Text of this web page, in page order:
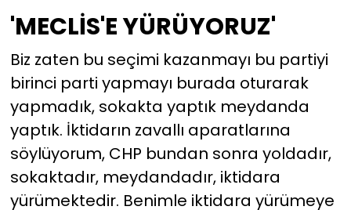
'MECLİS'E YÜRÜYORUZ'
Biz zaten bu seçimi kazanmayı bu partiyi
birinci parti yapmayı burada oturarak
yapmadık, sokakta yaptık meydanda
yaptık. İktidarın zavallı aparatlarına
söylüyorum, CHP bundan sonra yoldadır,
sokaktadır, meydandadır, iktidara
yürümektedir. Benimle iktidara yürümeye